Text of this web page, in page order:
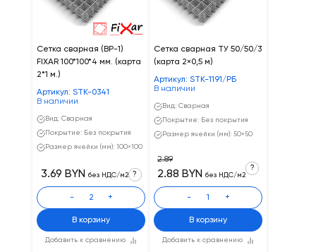
Сетка сварная (ВР-1)
FIXAR 100*100*4 мм. (карта
2*1 м.)
Артикул: STK-0341
В наличии
Вид: Сварная
Покрытие: Без покрытия
Размер ячейки (мм): 100×100
Добавить к сравнению
3.69 BYN без НДС/м2 ?
- +
В корзину
Сетка сварная ТУ 50/50/3
(карта 2×0,5 м)
Артикул: STK-1191/РБ
В наличии
Вид: Сварная
Покрытие: Без покрытия
Размер ячейки (мм): 50×50
Добавить к сравнению
2.89
2.88 BYN без НДС/м2
?
- +
В корзину